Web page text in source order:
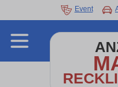
Event